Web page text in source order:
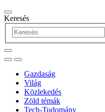
Keresés
Gazdaság
Világ
Közlekedés
Zöld témák
Tech-Tudomány